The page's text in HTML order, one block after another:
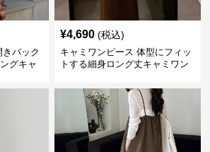
バック
グキャ
¥4,690 (税込)
キャミワンピース 体型にフィッ
トする細身ロング丈キャミワン